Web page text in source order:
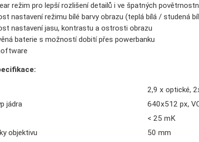
režim pro lepší rozlišení detailů i ve špatných
nastavení režimu bílé barvy obrazu (teplá bílá / studená
nastavení jasu, kontrastu a ostrosti obrazu
baterie s možností dobití přes powerbanku
2,9 x optické,
jádra
640x512 px,
< 25 mK
objektivu
50 mm